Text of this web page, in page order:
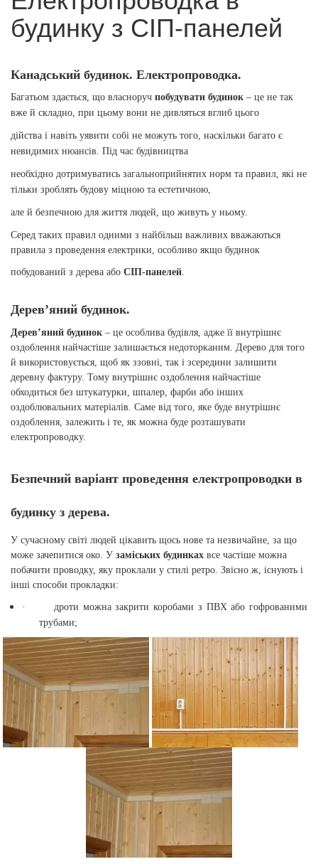
будинку з СІП-панелей
Канадський будинок. Електропроводка.
Багатьом здається, що власноруч побудувати будинок – це не так
вже й складно, при цьому вони не дивляться вглиб цього
дійства і навіть уявити собі не можуть того, наскільки багато є
невидимих нюансів. Під час будівництва
необхідно дотримуватись загальноприйнятих норм та правил, які не
тільки зроблять будову міцною та естетичною,
але й безпечною для життя людей, що живуть у ньому.
Серед таких правил одними з найбільш важливих вважаються
правила з проведення електрики, особливо якщо будинок
побудований з дерева або СІП-панелей.
Дерев’яний будинок.
Дерев’яний будинок – це особлива будівля, адже її внутрішнє
оздоблення найчастіше залишається недоторканим. Дерево для того
й використовується, щоб як ззовні, так і зсередини залишити
деревну фактуру. Тому внутрішнє оздоблення найчастіше
обходиться без штукатурки, шпалер, фарби або інших
оздоблювальних матеріалів. Саме від того, яке буде внутрішнє
оздоблення, залежить і те, як можна буде розташувати
електропроводку.
Безпечний варіант проведення електропроводки в
будинку з дерева.
У сучасному світі людей цікавить щось нове та незвичайне, за що
може зачепитися око. У заміських будинках все частіше можна
побачити проводку, яку проклали у стилі ретро. Звісно ж, існують і
інші способи прокладки:
·
дроти можна закрити коробами з ПВХ або гофрованими
трубами;